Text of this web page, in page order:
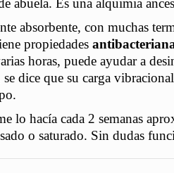
abuela. Es una alquimia
absorbente, con muchas
propiedades
horas, puede ayudar a
dice que su carga
lo hacía cada 2 semanas
o saturado. Sin dudas